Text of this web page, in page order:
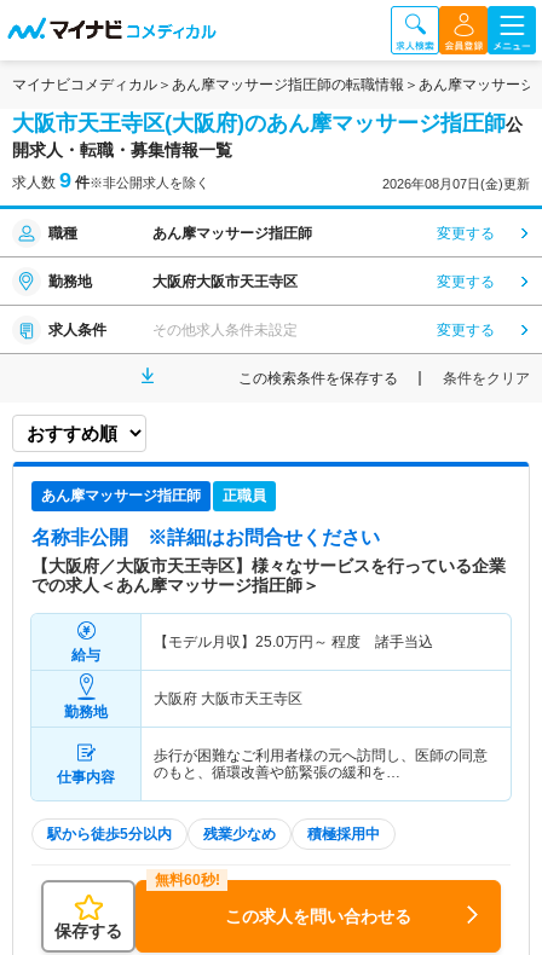
マイナビコメディカル あん摩マッサージ指圧師の転職情報 あん摩マッサージ
大阪市天王寺区(大阪府)のあん摩マッサージ指圧師公
開求人・転職・募集情報一覧
求人数 9 件※非公開求人を除く 2026年08月07日(金)更新
職種 あん摩マッサージ指圧師 変更する
勤務地 大阪府大阪市天王寺区 変更する
求人条件 その他求人条件未設定 変更する
この検索条件を保存する 条件をクリア
あん摩マッサージ指圧師 正職員
名称非公開 ※詳細はお問合せください
【大阪府／大阪市天王寺区】様々なサービスを行っている企業
での求人＜あん摩マッサージ指圧師＞
給与
【モデル月収】 25.0万円～ 程度 諸手当込
勤務地
大阪府 大阪市天王寺区
仕事内容
歩行が困難なご利用者様の元へ訪問し、医師の同意
のもと、循環改善や筋緊張の緩和を…
駅から徒歩5分以内 残業少なめ 積極採用中
保存する
この求人を問い合わせる